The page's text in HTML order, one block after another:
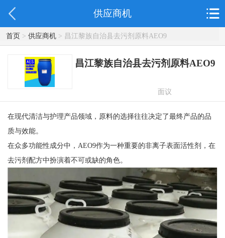
供应商机
首页> 供应商机> 昌江黎族自治县去污剂原料AEO9
昌江黎族自治县去污剂原料AEO9
面议
在现代清洁与护理产品领域，原料的选择往往决定了最终产品的品
质与效能。
在众多功能性成分中，AEO9作为一种重要的非离子表面活性剂，在
去污剂配方中扮演着不可或缺的角色。